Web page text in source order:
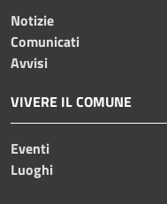
Notizie
Comunicati
Avvisi
VIVERE IL COMUNE
Eventi
Luoghi